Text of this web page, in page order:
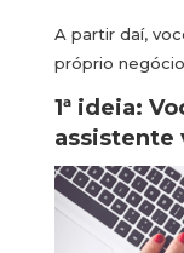
A partir daí,
próprio
1ª ideia:
assistente